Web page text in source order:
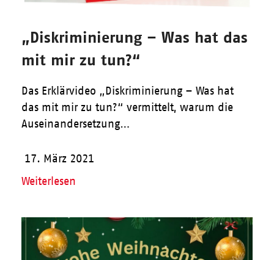
„Diskriminierung – Was hat das
mit mir zu tun?“
Das Erklärvideo „Diskriminierung – Was hat
das mit mir zu tun?“ vermittelt, warum die
Auseinandersetzung…
17. März 2021
Weiterlesen